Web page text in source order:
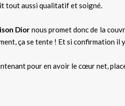
tout aussi qualitatif et soigné.
Dior nous promet donc de la
ça se tente ! Et si confirmation il
pour en avoir le cœur net,